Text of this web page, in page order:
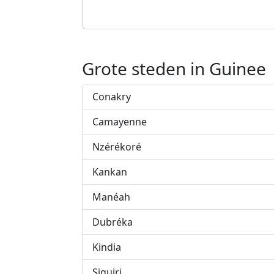
Grote steden in Guinee
Conakry
Camayenne
Nzérékoré
Kankan
Manéah
Dubréka
Kindia